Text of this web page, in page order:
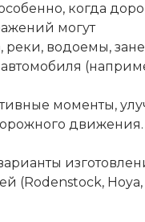
когда
могут
реки, водоемы,
автомобиля
моменты,
движения.
(Rodenstock, Hoya,